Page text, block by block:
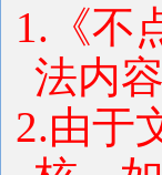
1.《不
法内
2.由于